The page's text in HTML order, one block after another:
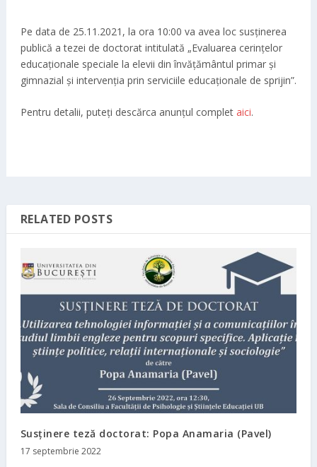
Pe data de 25.11.2021, la ora 10:00 va avea loc susținerea
publică a tezei de doctorat intitulată „Evaluarea cerințelor
educaționale speciale la elevii din învățământul primar și
gimnazial și intervenția prin serviciile educaționale de sprijin”.
Pentru detalii, puteți descărca anunțul complet aici.
RELATED POSTS
Susținere teză doctorat: Popa Anamaria (Pavel)
17 septembrie 2022